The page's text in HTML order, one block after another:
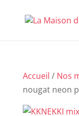
Accueil / Nos
nougat neon